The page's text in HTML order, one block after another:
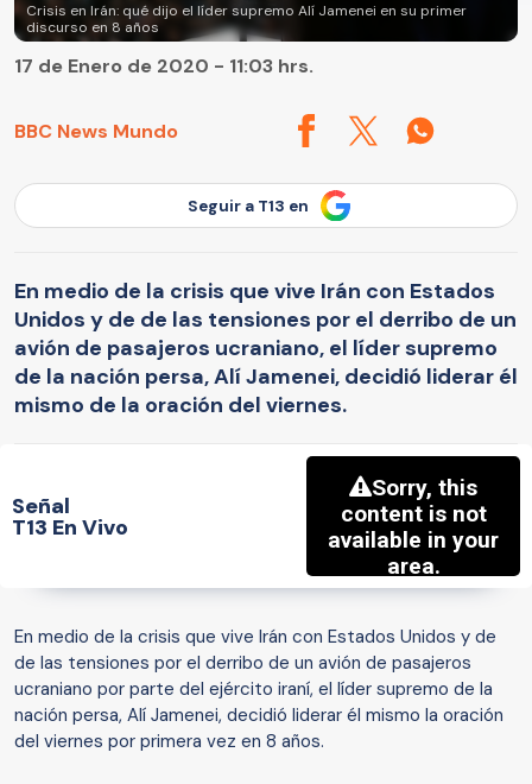
Crisis en Irán: qué dijo el líder supremo Alí Jamenei en su primer
discurso en 8 años
BBC News Mundo
17 de Enero de 2020 - 11:03 hrs.
Seguir a T13 en
En medio de la crisis que vive Irán con Estados
Unidos y de de las tensiones por el derribo de un
avión de pasajeros ucraniano, el líder supremo
de la nación persa, Alí Jamenei, decidió liderar él
mismo de la oración del viernes.
Señal
T13 En Vivo
En medio de la crisis que vive Irán con Estados Unidos y de
de las tensiones por el derribo de un avión de pasajeros
ucraniano por parte del ejército iraní, el líder supremo de la
nación persa, Alí Jamenei, decidió liderar él mismo la oración
del viernes por primera vez en 8 años.